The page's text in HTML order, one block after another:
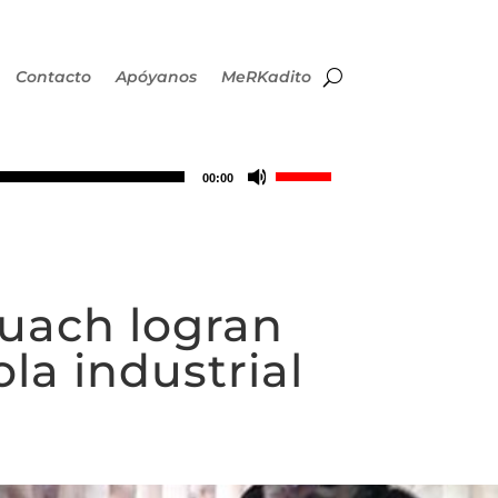
Contacto Apóyanos MeRKadito
00:00
Utiliza
de
flecha
logran
industrial